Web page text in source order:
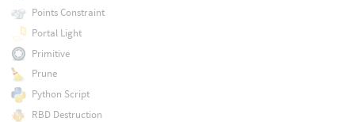
Points Constraint
Portal Light
Primitive
Prune
Python Script
RBD Destruction